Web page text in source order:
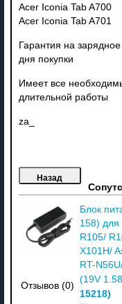
Acer Iconia Tab A700
Acer Iconia Tab A701
Гарантия на
дня покупки
Имеет все
длительной работы
za_
Отзывов (0)
Блок
158) для
R105/
X101H/
RT-
(19V
15218)